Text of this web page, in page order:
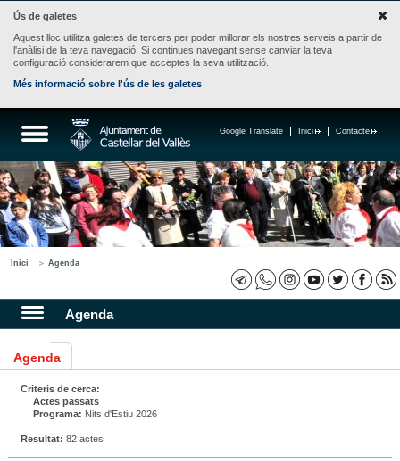
Ús de galetes
Aquest lloc utilitza galetes de tercers per poder millorar els nostres serveis a partir de
l'anàlisi de la teva navegació. Si continues navegant sense canviar la teva
configuració considerarem que acceptes la seva utilització.
Més informació sobre l'ús de les galetes
Contacte
Inici
Google Translate
Inici Agenda
Agenda
Agenda
Criteris de cerca:
Actes passats
Programa: Nits d'Estiu 2026
Resultat: 82 actes